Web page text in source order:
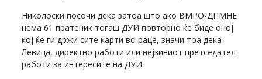
Николоски посочи дека затоа што ако ВМРО-ДПМНЕ
нема 61 пратеник тогаш ДУИ повторно ќе биде оној
кој ќе ги држи сите карти во раце, значи тоа дека
Левица, директно работи или нејзиниот претседател
работи за интересите на ДУИ.